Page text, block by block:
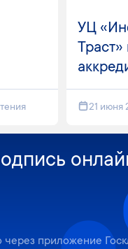
УЦ
21 июня
приложение